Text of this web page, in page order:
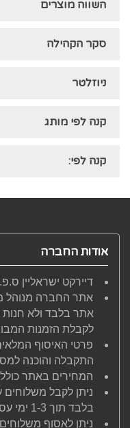
השווה מוצרים
סקר הקהילה
ניוזלטר
קנה לפי מותג
קנה לפי:
אודות החברה
דיירקט ישראליין ס.פ.
אתר החברה מנוהל
אתר בלבד ולא חנות
לקבלת הזמנות
פרטי האיסוף
התקבלה והוכנה
המחירים באתר
בלבד תוך 1-3 ימי עסקים.